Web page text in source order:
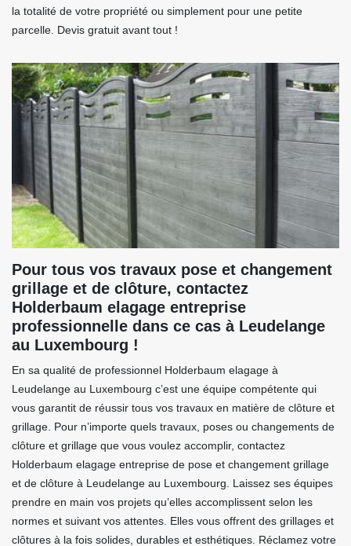
la totalité de votre propriété ou simplement pour une petite
parcelle. Devis gratuit avant tout !
Pour tous vos travaux pose et changement
grillage et de clôture, contactez
Holderbaum elagage entreprise
professionnelle dans ce cas à Leudelange
au Luxembourg !
En sa qualité de professionnel Holderbaum elagage à
Leudelange au Luxembourg c’est une équipe compétente qui
vous garantit de réussir tous vos travaux en matière de clôture et
grillage. Pour n’importe quels travaux, poses ou changements de
clôture et grillage que vous voulez accomplir, contactez
Holderbaum elagage entreprise de pose et changement grillage
et de clôture à Leudelange au Luxembourg. Laissez ses équipes
prendre en main vos projets qu’elles accomplissent selon les
normes et suivant vos attentes. Elles vous offrent des grillages et
clôtures à la fois solides, durables et esthétiques. Réclamez votre